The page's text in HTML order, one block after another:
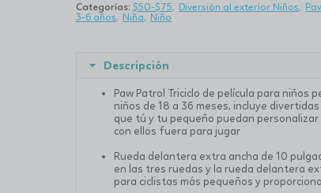
Categorías: $50-$75 Diversión al exterior Niños
3-6 años
Niña Niño
Descripción
Paw Patrol Triciclo de película para niños
niños de 18 a 36 meses, incluye
que tú y tu pequeño puedan
con ellos fuera para jugar
Rueda delantera extra ancha de 10
en las tres ruedas y la rueda delantera
para ciclistas más pequeños y